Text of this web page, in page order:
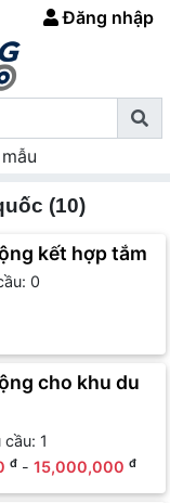
Đăng nhập
(10)
kết hợp tắm
0
cho khu du
1
đ - 15,000,000 đ